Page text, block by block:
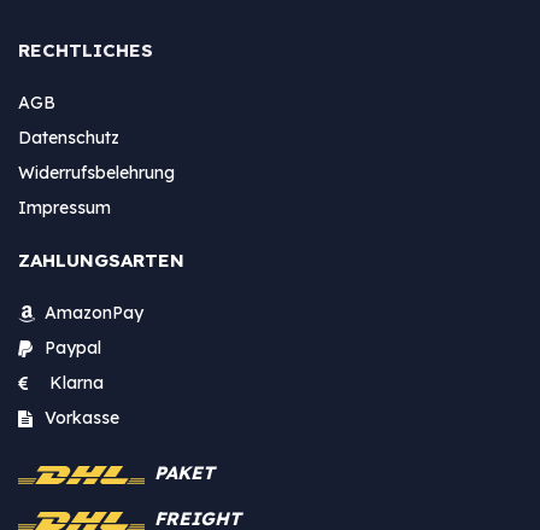
RECHTLICHES
AGB
Datenschutz
Widerrufsbelehrung
Impressum
ZAHLUNGSARTEN
AmazonPay
Paypal
Klarna
Vorkasse
PAKET
FREIGHT